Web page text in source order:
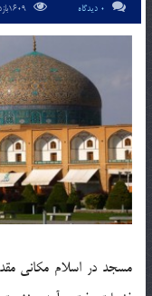
0 دیدگاه
مسجد در اسلام مکانی